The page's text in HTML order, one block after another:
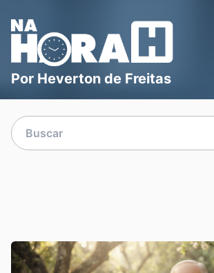
Blog Na Hora H
Por Heverton de Freitas